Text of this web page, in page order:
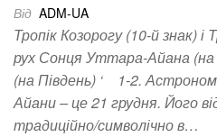
Від ADM-UA
Тропік Козорогу (10-й знак)
рух Сонця Уттара-Айана (на
(на Південь) ‘ 1-2.
Айани – це 21 грудня. Його
традиційно/символічно в…